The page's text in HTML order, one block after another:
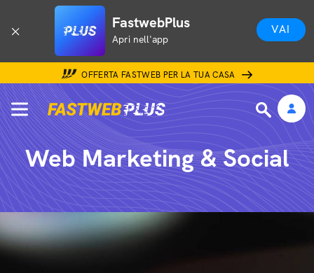
FastwebPlus
Apri nell'app
VAI
OFFERTA FASTWEB PER LA TUA CASA
Web Marketing & Social